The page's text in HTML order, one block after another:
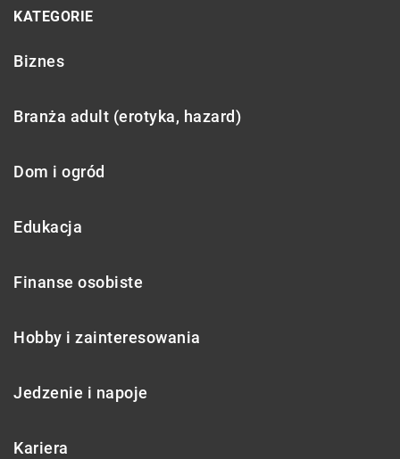
KATEGORIE
Biznes
Branża adult (erotyka, hazard)
Dom i ogród
Edukacja
Finanse osobiste
Hobby i zainteresowania
Jedzenie i napoje
Kariera